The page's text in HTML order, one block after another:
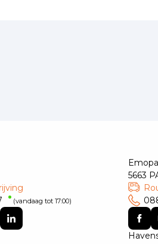
(vandaag tot 17:00)
5663